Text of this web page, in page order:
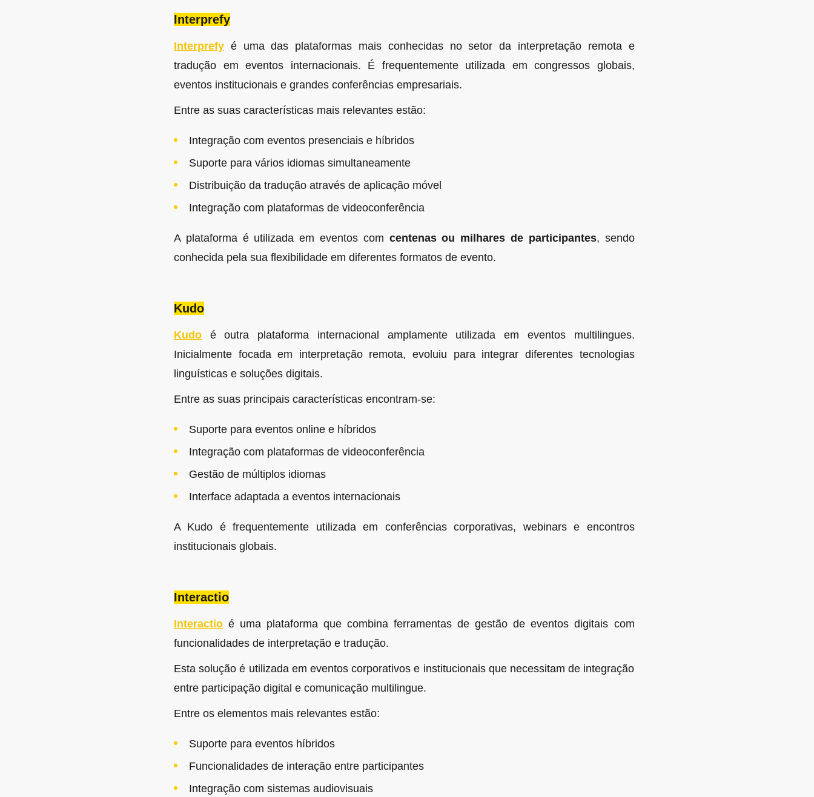
Interprefy
Interprefy é uma das plataformas mais conhecidas no setor da interpretação remota e
tradução em eventos internacionais. É frequentemente utilizada em congressos globais,
eventos institucionais e grandes conferências empresariais.
Entre as suas características mais relevantes estão:
Integração com eventos presenciais e híbridos
Suporte para vários idiomas simultaneamente
Distribuição da tradução através de aplicação móvel
Integração com plataformas de videoconferência
A plataforma é utilizada em eventos com centenas ou milhares de participantes, sendo
conhecida pela sua flexibilidade em diferentes formatos de evento.
Kudo
Kudo é outra plataforma internacional amplamente utilizada em eventos multilingues.
Inicialmente focada em interpretação remota, evoluiu para integrar diferentes tecnologias
linguísticas e soluções digitais.
Entre as suas principais características encontram-se:
Suporte para eventos online e híbridos
Integração com plataformas de videoconferência
Gestão de múltiplos idiomas
Interface adaptada a eventos internacionais
A Kudo é frequentemente utilizada em conferências corporativas, webinars e encontros
institucionais globais.
Interactio
Interactio é uma plataforma que combina ferramentas de gestão de eventos digitais com
funcionalidades de interpretação e tradução.
Esta solução é utilizada em eventos corporativos e institucionais que necessitam de integração
entre participação digital e comunicação multilingue.
Entre os elementos mais relevantes estão:
Suporte para eventos híbridos
Funcionalidades de interação entre participantes
Integração com sistemas audiovisuais